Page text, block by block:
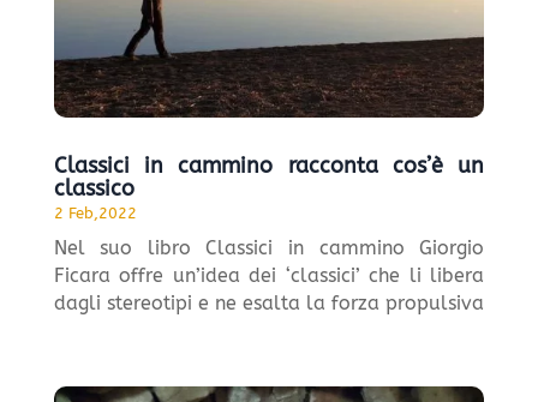
Classici in cammino racconta cos’è un
classico
2 Feb,2022
Nel suo libro Classici in cammino Giorgio
Ficara offre un’idea dei ‘classici’ che li libera
dagli stereotipi e ne esalta la forza propulsiva